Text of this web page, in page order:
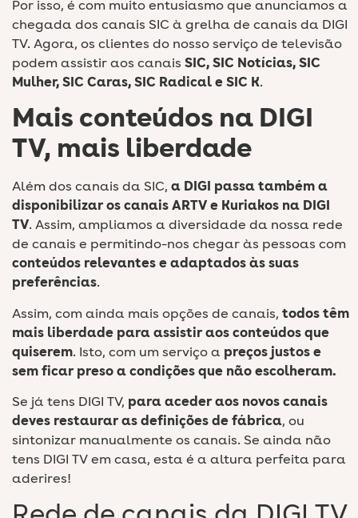
Por isso, é com muito entusiasmo que anunciamos a
chegada dos canais SIC à grelha de canais da DIGI
TV. Agora, os clientes do nosso serviço de televisão
podem assistir aos canais SIC, SIC Notícias, SIC
Mulher, SIC Caras, SIC Radical e SIC K.
Mais conteúdos na DIGI
TV, mais liberdade
Além dos canais da SIC, a DIGI passa também a
disponibilizar os canais ARTV e Kuriakos na DIGI
TV. Assim, ampliamos a diversidade da nossa rede
de canais e permitindo-nos chegar às pessoas com
conteúdos relevantes e adaptados às suas
preferências.
Assim, com ainda mais opções de canais, todos têm
mais liberdade para assistir aos conteúdos que
quiserem. Isto, com um serviço a preços justose
sem ficar preso a condições que não escolheram.
Se já tens DIGI TV, para aceder aos novos canais
deves restaurar as definições de fábrica, ou
sintonizar manualmente os canais. Se ainda não
tens DIGI TV em casa, esta é a altura perfeita para
aderires!